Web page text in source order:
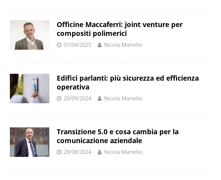
Officine Maccaferri: joint venture per
compositi polimerici
01/04/2025 Nicola Martello
Edifici parlanti: più sicurezza ed efficienza
operativa
20/09/2024 Nicola Martello
Transizione 5.0 e cosa cambia per la
comunicazione aziendale
28/08/2024 Nicola Martello